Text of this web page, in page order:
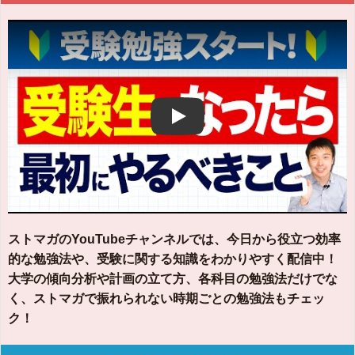
Play
ストマガのYouTubeチャンネルでは、今日から役立つ効率
的な勉強法や、受験に関する知識をわかりやすく配信中！
大学の傾向分析や計画の立て方、各科目の勉強法だけでな
く、ストマガで振れられない時期ごとの勉強法もチェッ
ク！